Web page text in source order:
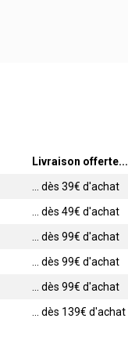
Livraison offerte...
... dès 39€ d'achat
... dès 49€ d'achat
... dès 99€ d'achat
... dès 99€ d'achat
... dès 99€ d'achat
... dès 139€ d'achat